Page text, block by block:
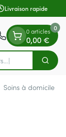
Livraison rapide
0 articles
0,00 €
0
Soins à domicile